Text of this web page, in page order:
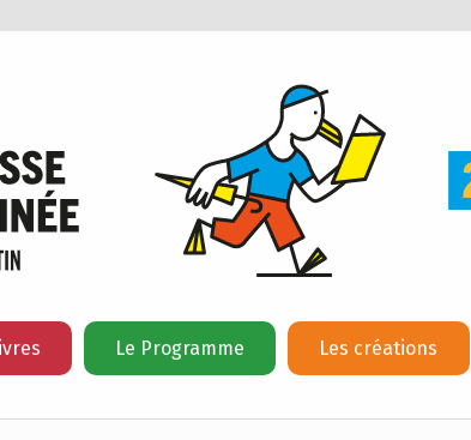
Le Programme Les créations